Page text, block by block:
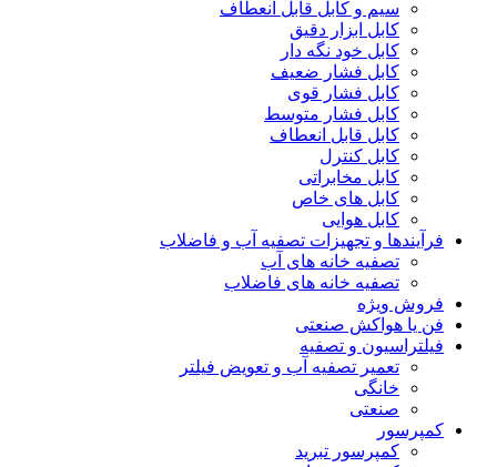
سیم و کابل قابل انعطاف
کابل ابزار دقیق
کابل خود نگه دار
کابل فشار ضعیف
کابل فشار قوی
کابل فشار متوسط
کابل قابل انعطاف
کابل کنترل
کابل مخابراتی
کابل های خاص
کابل هوایی
فرآیندها و تجهیزات تصفیه آب و فاضلاب
تصفیه خانه های آب
تصفیه خانه های فاضلاب
فروش ویژه
فن یا هواکش صنعتی
فیلتراسیون و تصفیه
تعمیر تصفیه آب و تعویض فیلتر
خانگی
صنعتی
کمپرسور
کمپرسور تبرید